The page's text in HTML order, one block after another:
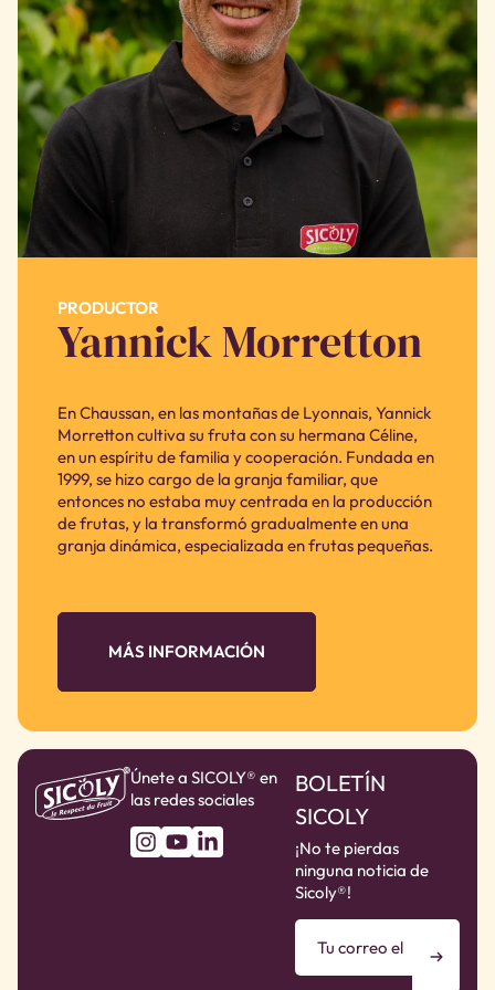
PRODUCTOR
Yannick Morretton
En Chaussan, en las montañas de Lyonnais, Yannick
Morretton cultiva su fruta con su hermana Céline,
en un espíritu de familia y cooperación. Fundada en
1999, se hizo cargo de la granja familiar, que
entonces no estaba muy centrada en la producción
de frutas, y la transformó gradualmente en una
granja dinámica, especializada en frutas pequeñas.
MÁS INFORMACIÓN
Únete a SICOLY® en
las redes sociales
BOLETÍN
SICOLY
¡No te pierdas
ninguna noticia de
Sicoly®!